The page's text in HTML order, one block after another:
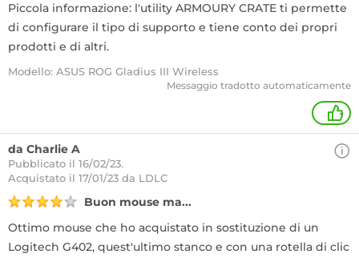
Piccola informazione: l'utility ARMOURY CRATE ti permette
di configurare il tipo di supporto e tiene conto dei propri
prodotti e di altri.
Modello: ASUS ROG Gladius III Wireless
Messaggio tradotto automaticamente
+
da Charlie A
Pubblicato il 16/02/23.
Acquistato il 17/01/23 da LDLC
Buon mouse ma...
Ottimo mouse che ho acquistato in sostituzione di un
Logitech G402, quest'ultimo stanco e con una rotella di clic